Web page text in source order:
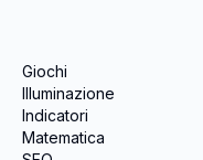
Giochi
Illuminazione
Indicatori
Matematica